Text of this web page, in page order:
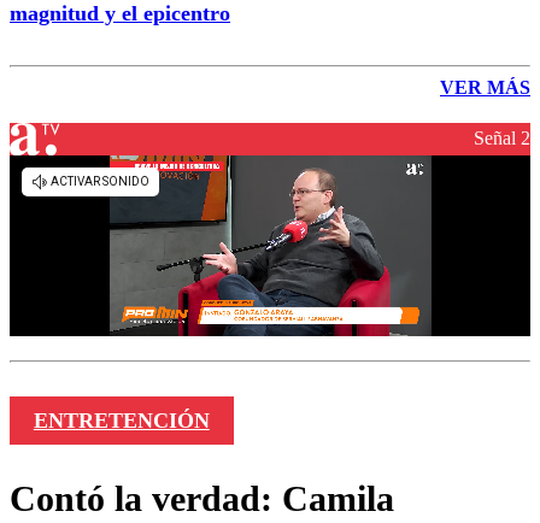
magnitud y el epicentro
VER MÁS
Señal 2
ENTRETENCIÓN
Contó la verdad: Camila